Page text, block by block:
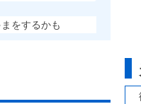
をするかも